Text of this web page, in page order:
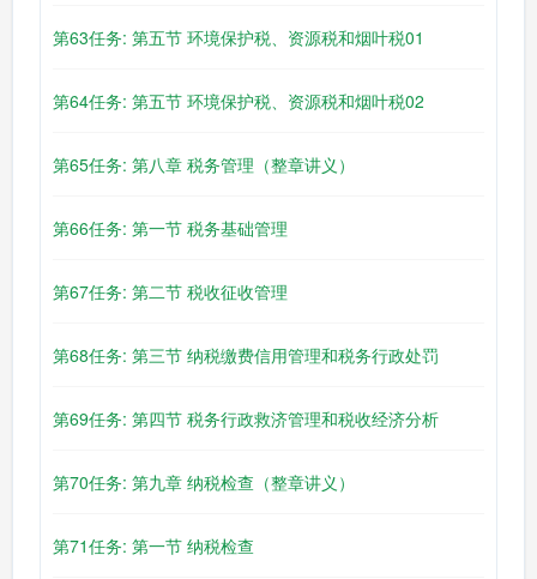
第63任务: 第五节 环境保护税、资源税和烟叶税01
第64任务: 第五节 环境保护税、资源税和烟叶税02
第65任务: 第八章 税务管理（整章讲义）
第66任务: 第一节 税务基础管理
第67任务: 第二节 税收征收管理
第68任务: 第三节 纳税缴费信用管理和税务行政处罚
第69任务: 第四节 税务行政救济管理和税收经济分析
第70任务: 第九章 纳税检查（整章讲义）
第71任务: 第一节 纳税检查